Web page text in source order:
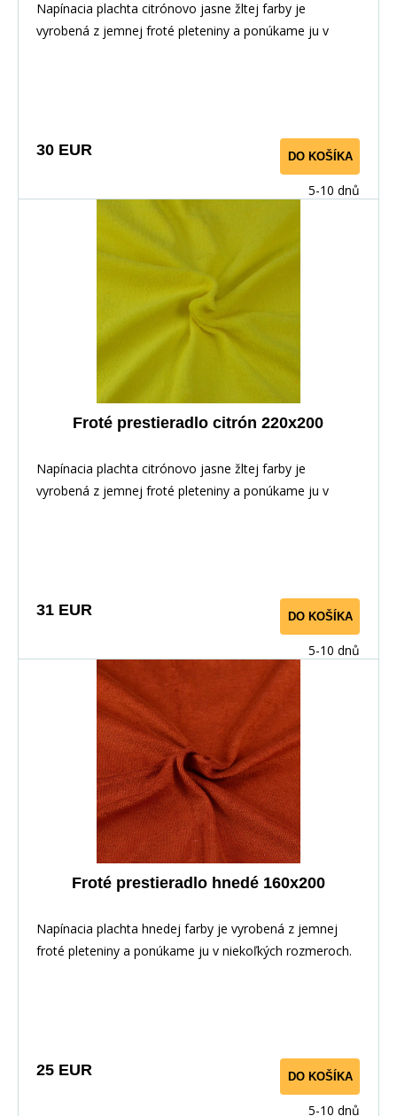
Napínacia plachta citrónovo jasne žltej farby je
vyrobená z jemnej froté pleteniny a ponúkame ju v
30 EUR DO KOŠÍKA
5-10 dnů
Froté prestieradlo citrón 220x200
Napínacia plachta citrónovo jasne žltej farby je
vyrobená z jemnej froté pleteniny a ponúkame ju v
31 EUR DO KOŠÍKA
5-10 dnů
Froté prestieradlo hnedé 160x200
Napínacia plachta hnedej farby je vyrobená z jemnej
froté pleteniny a ponúkame ju v niekoľkých rozmeroch.
25 EUR DO KOŠÍKA
5-10 dnů